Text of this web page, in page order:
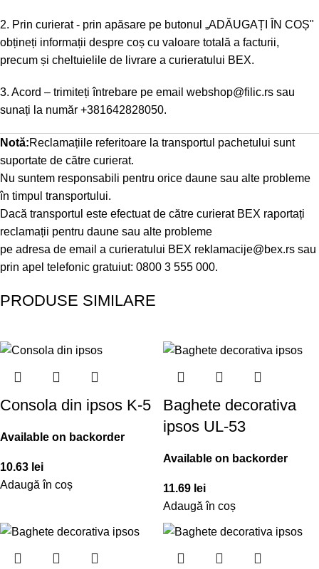
2. Prin curierat - prin apăsare pe butonul „ADĂUGAȚI ÎN COȘ"
obțineți informații despre coș cu valoare totală a facturii,
precum și cheltuielile de livrare a curieratului BEX.
3. Acord – trimiteți întrebare pe email webshop@filic.rs sau
sunați la număr +381642828050.
Notă:Reclamațiile referitoare la transportul pachetului sunt
suportate de către curierat.
Nu suntem responsabili pentru orice daune sau alte probleme
în timpul transportului.
Dacă transportul este efectuat de către curierat BEX raportați
reclamații pentru daune sau alte probleme
pe adresa de email a curieratului BEX reklamacije@bex.rs sau
prin apel telefonic gratuiut: 0800 3 555 000.
PRODUSE SIMILARE
Consola din ipsos K-5
Available on backorder
10.63 lei
Adaugă în coș
Baghete decorativa
ipsos UL-53
Available on backorder
11.69 lei
Adaugă în coș